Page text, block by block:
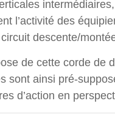
l’activité des
descente/
de cette corde de
sont ainsi pré-
d’action en